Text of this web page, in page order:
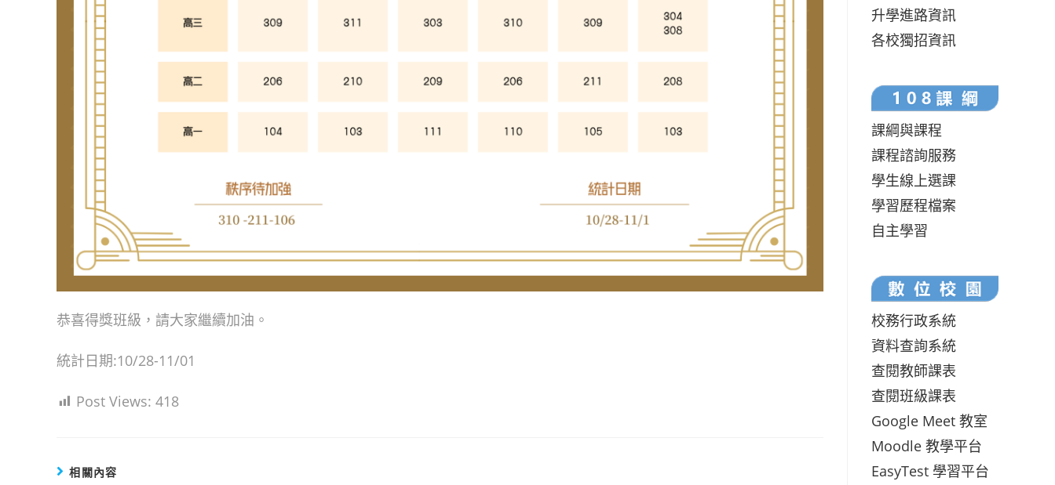
恭喜得獎班級，請大家繼續加油。
統計日期:10/28-11/01
Post Views: 418
相關內容
升學進路資訊
各校獨招資訊
課綱與課程
課程諮詢服務
學生線上選課
學習歷程檔案
自主學習
校務行政系統
資料查詢系統
查閱教師課表
查閱班級課表
Google Meet 教室
Moodle 教學平台
EasyTest 學習平台